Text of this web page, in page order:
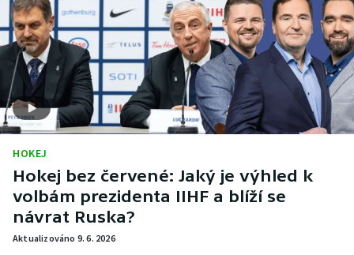
Atletika
Cyklistika
DALŠÍ SPORTY
Baseball a softbal
Basketbal
Soutěže
Historické návraty
HOKEJ
Hokej bez červené: Jaký je výhled k
volbám prezidenta IIHF a blíží se
návrat Ruska?
Aktualizováno 9. 6. 2026